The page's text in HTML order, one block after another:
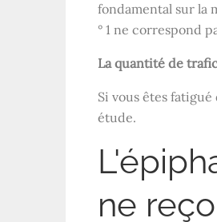
fondamental sur la
° 1 ne correspond
La quantité de
Si vous êtes
étude.
ne